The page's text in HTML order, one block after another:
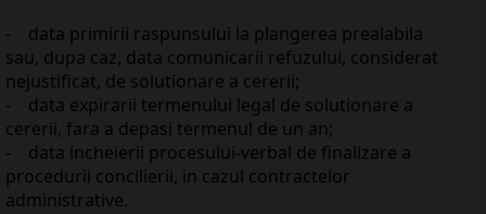
- data primirii raspunsului la plangerea prealabila
sau, dupa caz, data comunicarii refuzului, considerat
nejustificat, de solutionare a cererii;
- data expirarii termenului legal de solutionare a
cererii, fara a depasi termenul de un an;
- data incheierii procesului-verbal de finalizare a
procedurii concilierii, in cazul contractelor
administrative.